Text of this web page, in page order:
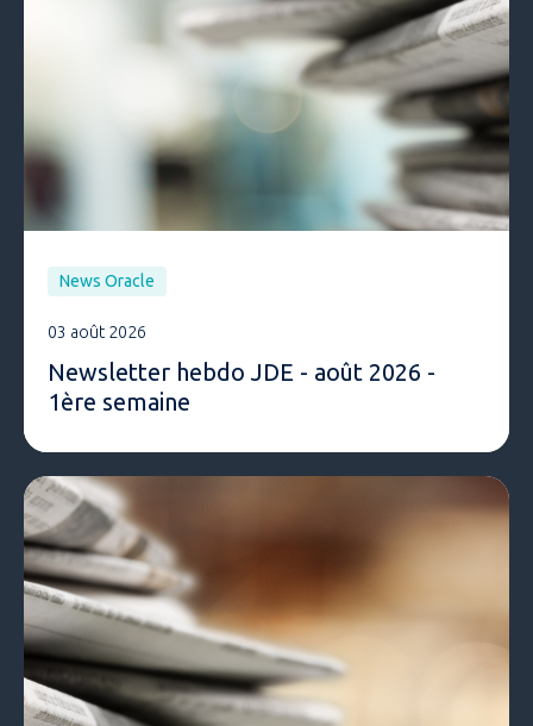
News Oracle
03 août 2026
Newsletter hebdo JDE - août 2026 -
1ère semaine